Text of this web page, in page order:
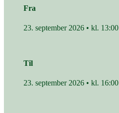
Fra
23. september 2026 • kl. 13:00
Til
23. september 2026 • kl. 16:00